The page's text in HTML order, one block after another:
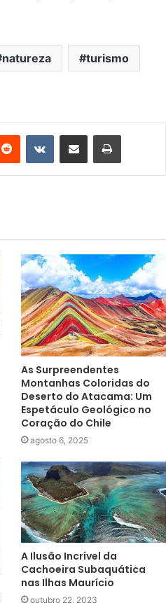
natureza turismo
As Surpreendentes
Montanhas Coloridas do
Deserto do Atacama: Um
Espetáculo Geológico no
Coração do Chile
agosto 6, 2025
A Ilusão Incrível da
Cachoeira Subaquática
nas Ilhas Maurício
outubro 22, 2023